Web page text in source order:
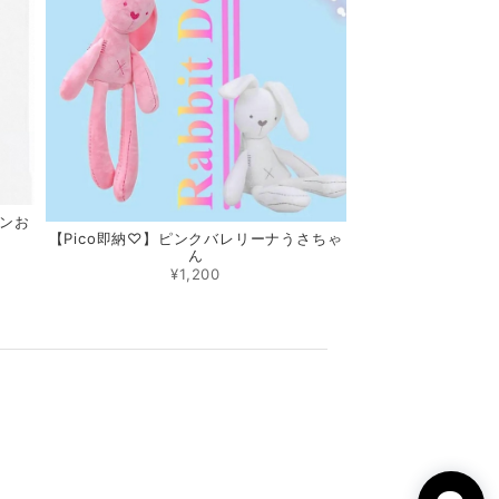
お
【Pico即納♡】ピンクバレリーナうさちゃ
ん
¥1,200